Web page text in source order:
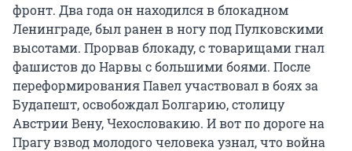
фронт. Два года он находился в блокадном
Ленинграде, был ранен в ногу под Пулковскими
высотами. Прорвав блокаду, с товарищами гнал
фашистов до Нарвы с большими боями. После
переформирования Павел участвовал в боях за
Будапешт, освобождал Болгарию, столицу
Австрии Вену, Чехословакию. И вот по дороге на
Прагу взвод молодого человека узнал, что война